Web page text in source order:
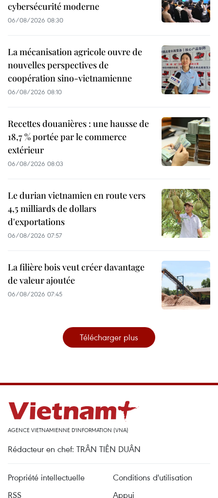
cybersécurité moderne
06/08/2026 08:30
La mécanisation agricole ouvre de
nouvelles perspectives de
coopération sino-vietnamienne
06/08/2026 08:10
Recettes douanières : une hausse de
18,7 % portée par le commerce
extérieur
06/08/2026 08:03
Le durian vietnamien en route vers
4,5 milliards de dollars
d'exportations
06/08/2026 07:57
La filière bois veut créer davantage
de valeur ajoutée
06/08/2026 07:45
Télécharger plus
AGENCE VIETNAMIENNE D'INFORMATION (VNA)
Rédacteur en chef: TRÂN TIÊN DUÂN
Propriété intellectuelle
Conditions d'utilisation
RSS
Appui